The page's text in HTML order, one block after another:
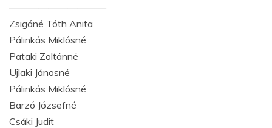
——————————
Zsigáné Tóth Anita
Pálinkás Miklósné
Pataki Zoltánné
Ujlaki Jánosné
Pálinkás Miklósné
Barzó Józsefné
Csáki Judit